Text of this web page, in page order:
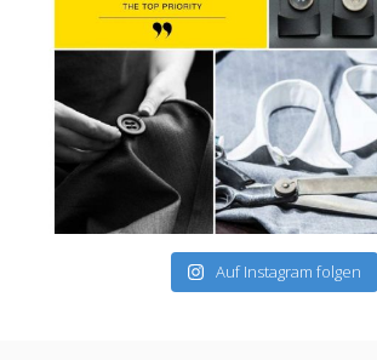
Auf Instagram folgen